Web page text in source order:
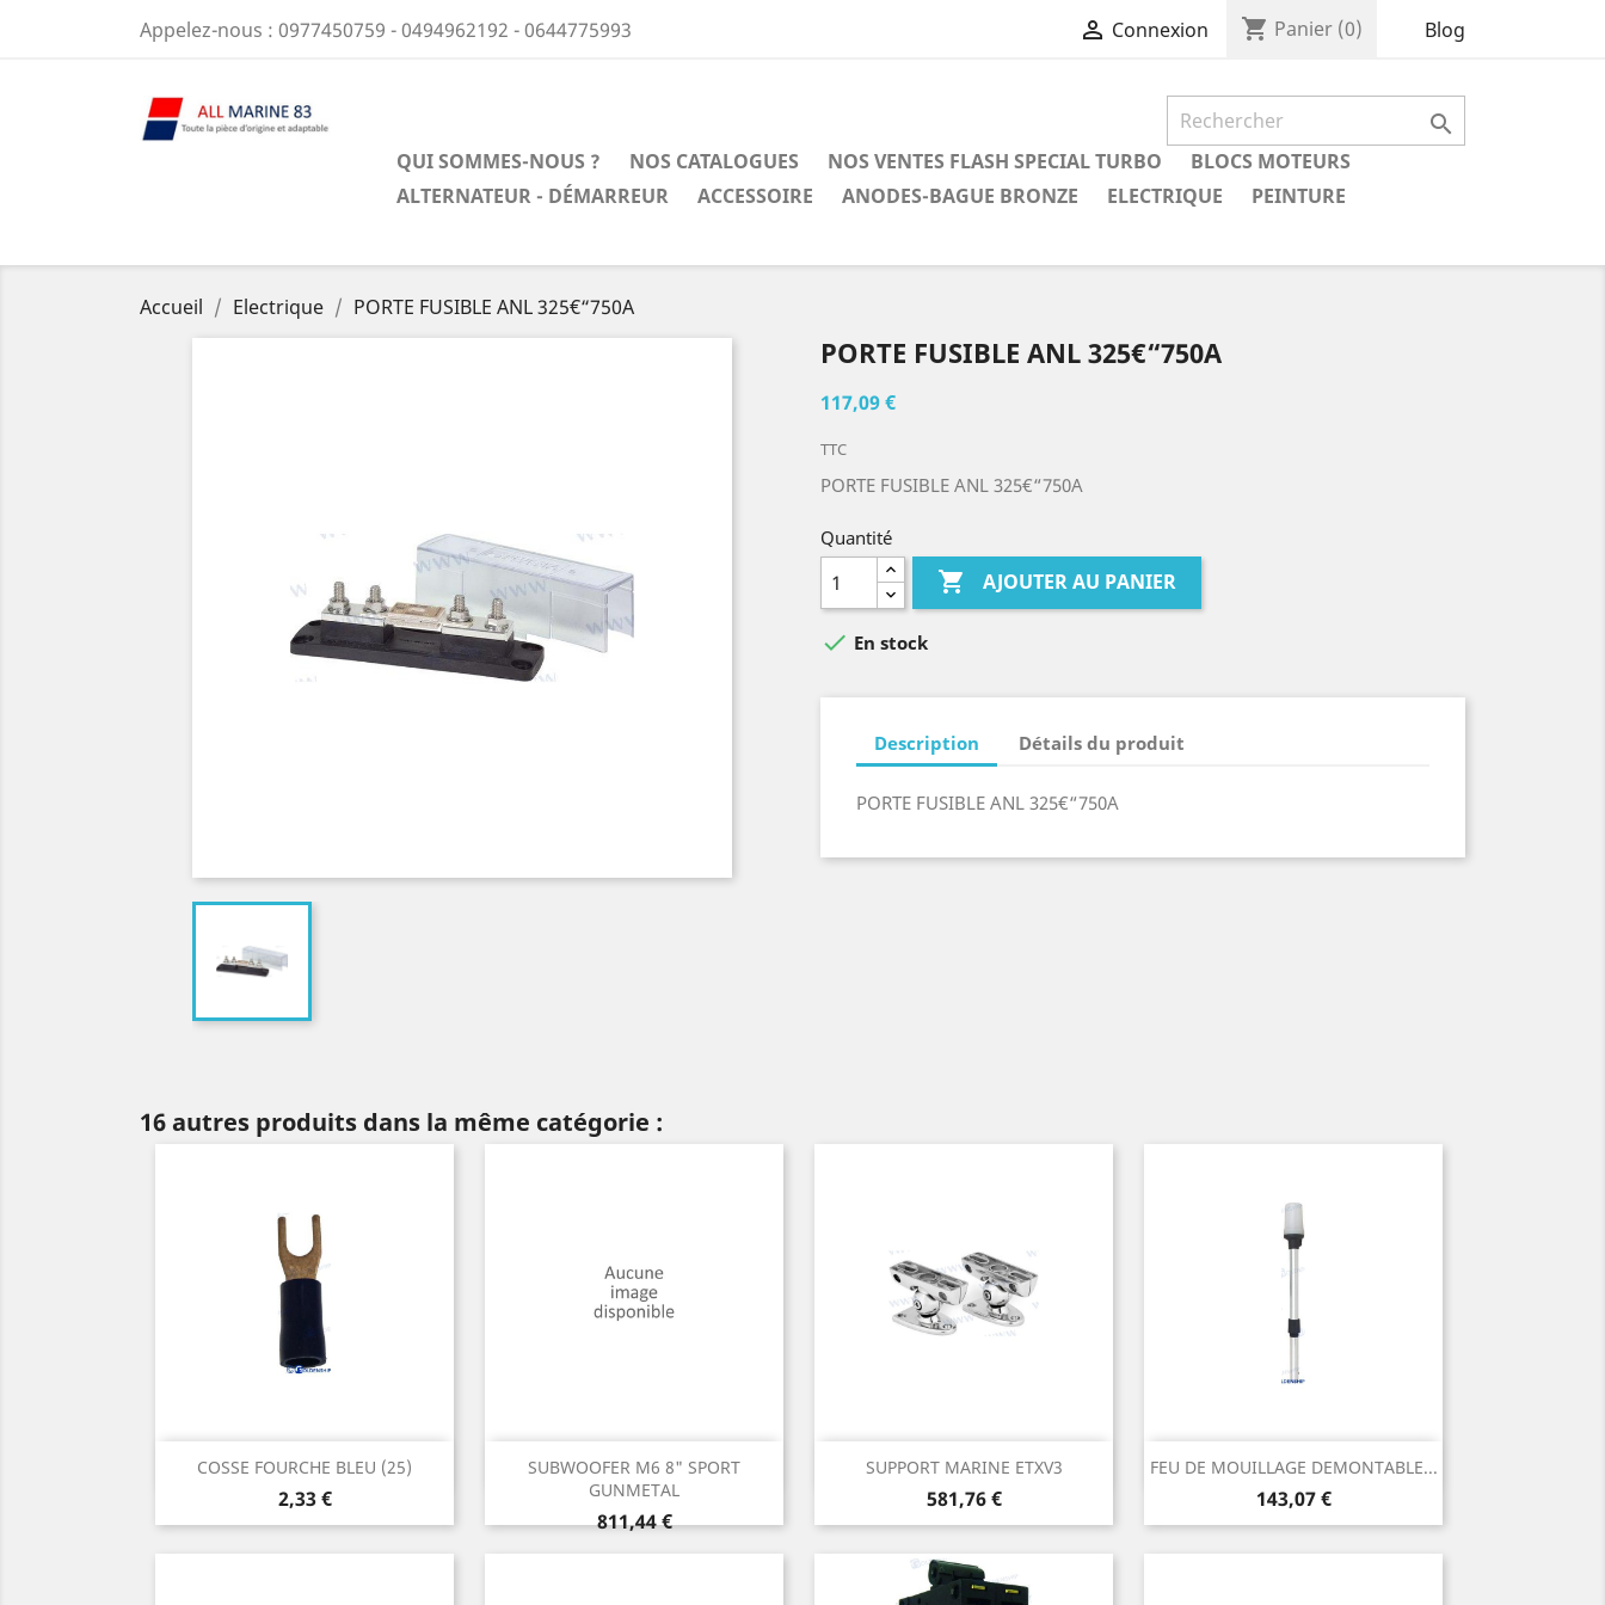
Appelez-nous : 0977450759 - 0494962192 - 0644775993  Connexion shopping_cart Panier (0) Blog

QUI SOMMES-NOUS ? NOS CATALOGUES NOS VENTES FLASH SPECIAL TURBO
BLOCS MOTEURS
ALTERNATEUR - DÉMARREUR
ACCESSOIRE ANODES-BAGUE BRONZE ELECTRIQUE PEINTURE
Accueil Electrique PORTE FUSIBLE ANL 325€“750A
PORTE FUSIBLE ANL 325€“750A
117,09 €
TTC
PORTE FUSIBLE ANL 325€“750A
Quantité
 AJOUTER AU PANIER
 En stock
Description Détails du produit
PORTE FUSIBLE ANL 325€“750A
16 autres produits dans la même catégorie :
COSSE FOURCHE BLEU (25)
Prix
2,33 €
 Aperçu rapide
SUBWOOFER M6 8" SPORT
GUNMETAL
Prix
811,44 €
Aperçu rapide SUPPORT MARINE ETXV3
Prix
581,76 €
Aperçu rapide FEU DE MOUILLAGE DEMONTABLE...
Prix
143,07 €
Aperçu rapide